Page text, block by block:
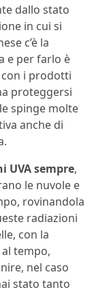
dallo stato
in cui si
c’è la
e per farlo è
i prodotti
proteggersi
spinge molte
anche di
UVA sempre,
le nuvole e
rovinandola
radiazioni
con la
tempo,
nel caso
stato tanto